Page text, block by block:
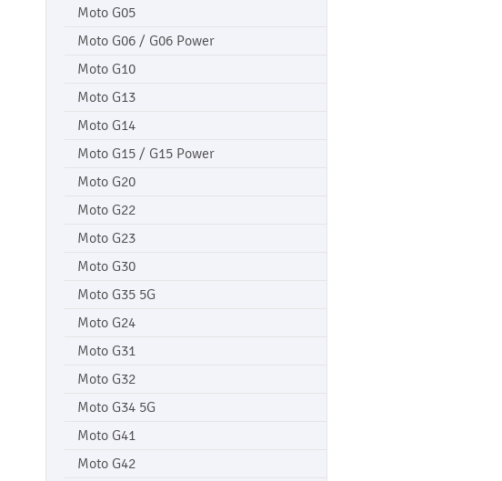
Moto G05
Moto G06 / G06 Power
Moto G10
Moto G13
Moto G14
Moto G15 / G15 Power
Moto G20
Moto G22
Moto G23
Moto G30
Moto G35 5G
Moto G24
Moto G31
Moto G32
Moto G34 5G
Moto G41
Moto G42